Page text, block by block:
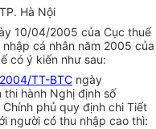
Hà Nội
10/04/2005 của Cục thuế
cá nhân năm 2005 của
có ý kiến như sau:
TT-BTC ngày
hành Nghị định số
phủ quy định chi Tiết
người có thu nhập cao thì: